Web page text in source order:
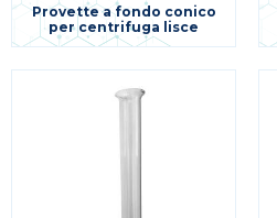
Provette a fondo conico
per centrifuga lisce